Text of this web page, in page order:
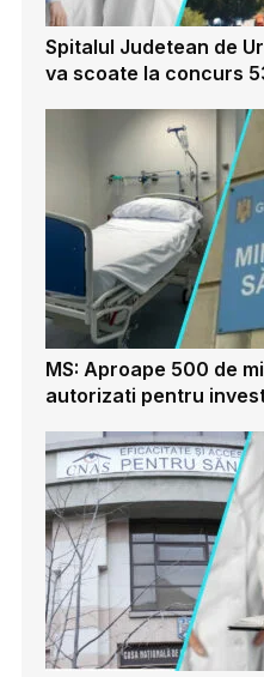
Spitalul Judetean de
va scoate la concurs
MS: Aproape 500 de
autorizati pentru